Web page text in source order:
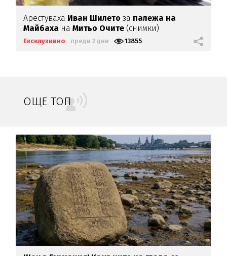
Арестуваха Иван Шилетоза палежа на
Майбаха наМитьо Очите (снимки)
Ексклузивно преди 2 дни 13855
ОЩЕ ТОП